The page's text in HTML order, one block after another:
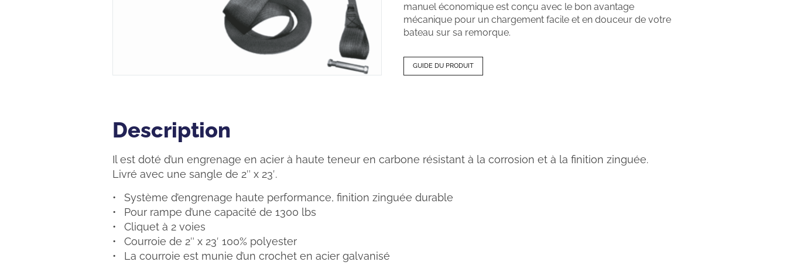
manuel économique est conçu avec le bon avantage
mécanique pour un chargement facile et en douceur de votre
bateau sur sa remorque.
GUIDE DU PRODUIT
Description
Description
Il est doté d’un engrenage en acier à haute teneur en carbone résistant à la corrosion et à la finition zinguée.
Livré avec une sangle de 2″ x 23′.
Système d’engrenage haute performance, finition zinguée durable
Pour rampe d’une capacité de 1300 lbs
Cliquet à 2 voies
Courroie de 2″ x 23′ 100% polyester
La courroie est munie d’un crochet en acier galvanisé